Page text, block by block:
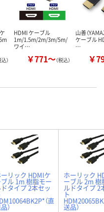
込）
HDMI ケーブル
1m/1.5m/2m/3m/5m/
ワイ…
￥771～（税込）
山善（
ケーブル
…
￥
リック HDMIケ
ル 1m 樹脂モー
ドタイプ 2本セッ
（直
）
ホーリック
ーブル 2m 樹
ルドタイプ 2
ト
送品）